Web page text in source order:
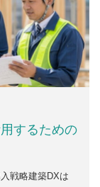
するための
戦略建築DXは